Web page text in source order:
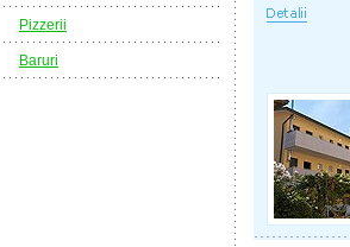
Pizzerii
Baruri